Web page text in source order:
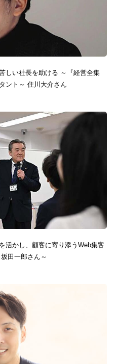
しい社長を助ける ～『経営全集
ント～ 住川大介さん
活かし、顧客に寄り添うWeb集客
田一郎さん～